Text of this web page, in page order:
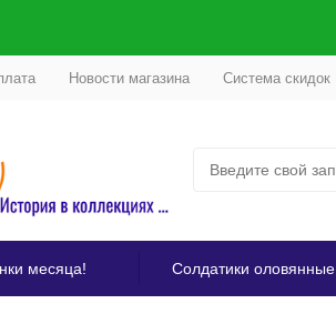
Новости магазина Система скидок
месяца! Солдатики оловянные